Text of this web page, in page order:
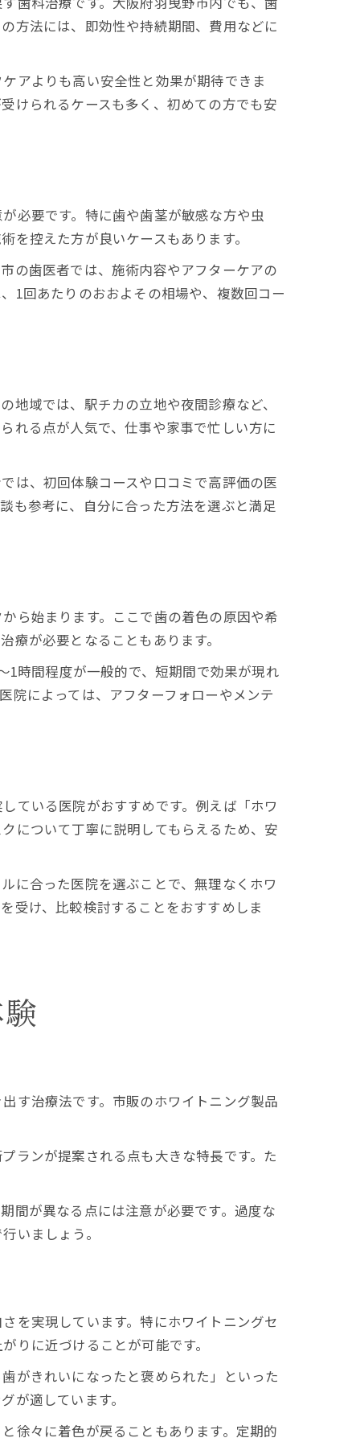
方法には、即効性や持続期間、費用などに
アよりも高い安全性と効果が期待できま
けられるケースも多く、初めての方でも安
必要です。特に歯や歯茎が敏感な方や虫
控えた方が良いケースもあります。
の歯医者では、施術内容やアフターケアの
1回あたりのおおよその相場や、複数回コー
域では、駅チカの立地や夜間診療など、
れる点が人気で、仕事や家事で忙しい方に
は、初回体験コースや口コミで高評価の医
も参考に、自分に合った方法を選ぶと満足
ら始まります。ここで歯の着色の原因や希
が必要となることもあります。
時間程度が一般的で、短期間で効果が現れ
院によっては、アフターフォローやメンテ
ている医院がおすすめです。例えば「ホワ
について丁寧に説明してもらえるため、安
に合った医院を選ぶことで、無理なくホワ
受け、比較検討することをおすすめしま
す治療法です。市販のホワイトニング製品
ランが提案される点も大きな特長です。た
間が異なる点には注意が必要です。過度な
いましょう。
を実現しています。特にホワイトニングセ
りに近づけることが可能です。
がきれいになったと褒められた」といった
が適しています。
徐々に着色が戻ることもあります。定期的